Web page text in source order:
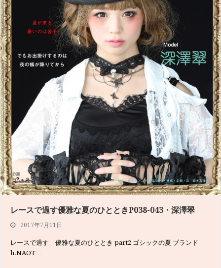
レースで過す優雅な夏のひとときP038-043・深澤翠
2017年7月11日
レースで過す 優雅な夏のひととき part2 ゴシックの夏 ブランド
h.NAOT…
Jabberwocky SNAP P128-131
2017年6月4日
h.NAOTO STEAMの服で全身キメているサラさん♬ このスナップ